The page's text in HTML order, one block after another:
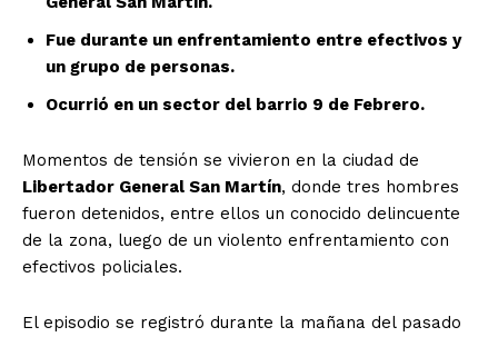
Fue durante un enfrentamiento entre efectivos y
un grupo de personas.
Ocurrió en un sector del barrio 9 de Febrero.
Momentos de tensión se vivieron en la ciudad de
Libertador General San Martín, donde tres hombres
fueron detenidos, entre ellos un conocido delincuente
de la zona, luego de un violento enfrentamiento con
efectivos policiales.
El episodio se registró durante la mañana del pasado